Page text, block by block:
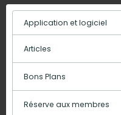
Application et logiciel
Articles
Bons Plans
Réserve aux membres